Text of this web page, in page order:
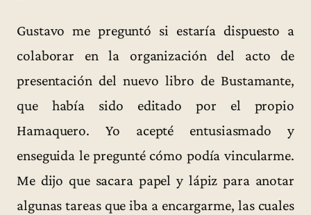
Gustavo me preguntó si estaría dispuesto a
colaborar en la organización del acto de
presentación del nuevo libro de Bustamante,
que había sido editado por el propio
Hamaquero. Yo acepté entusiasmado y
enseguida le pregunté cómo podía vincularme.
Me dijo que sacara papel y lápiz para anotar
algunas tareas que iba a encargarme, las cuales